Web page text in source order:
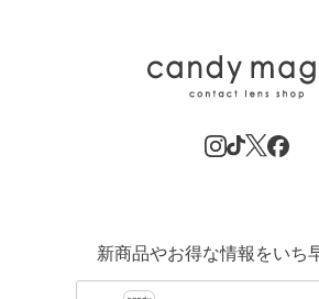
新商品やお得な情報をいち